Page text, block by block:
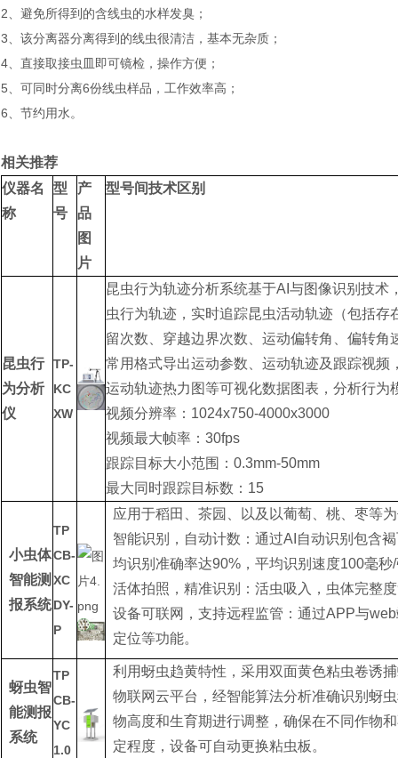
2、避免所得到的含线虫的水样发臭；
3、该分离器分离得到的线虫很清洁，基本无杂质；
4、直接取接虫皿即可镜检，操作方便；
5、可同时分离6份线虫样品，工作效率高；
6、节约用水。
相关推荐
仪器名
称
型
号
产
品
图
片
型号间技术区别
昆虫行
为分析
仪
TP-
KC
XW
昆虫行为轨迹分析系统基于AI与图像识别技
虫行为轨迹，实时追踪昆虫活动轨迹（包括
留次数、穿越边界次数、运动偏转角、偏转
常用格式导出运动参数、运动轨迹及跟踪视
运动轨迹热力图等可视化数据图表，分析行为
视频分辨率：1024x750-4000x3000
视频最大帧率：30fps
跟踪目标大小范围：0.3mm-50mm
最大同时跟踪目标数：15
小虫体
智能测
报系统
TP
CB-
XC
DY-
P
应用于稻田、茶园、以及以葡萄、桃、枣等为
智能识别，自动计数：通过AI自动识别包含
均识别准确率达90%，平均识别速度100毫秒/
活体拍照，精准识别：活虫吸入，虫体完整
设备可联网，支持远程监管：通过APP与
定位等功能。
蚜虫智
能测报
系统
TP
CB-
YC
1.0
利用蚜虫趋黄特性，采用双面黄色粘虫卷诱
物联网云平台，经智能算法分析准确识别蚜
物高度和生育期进行调整，确保在不同作物
定程度，设备可自动更换粘虫板。